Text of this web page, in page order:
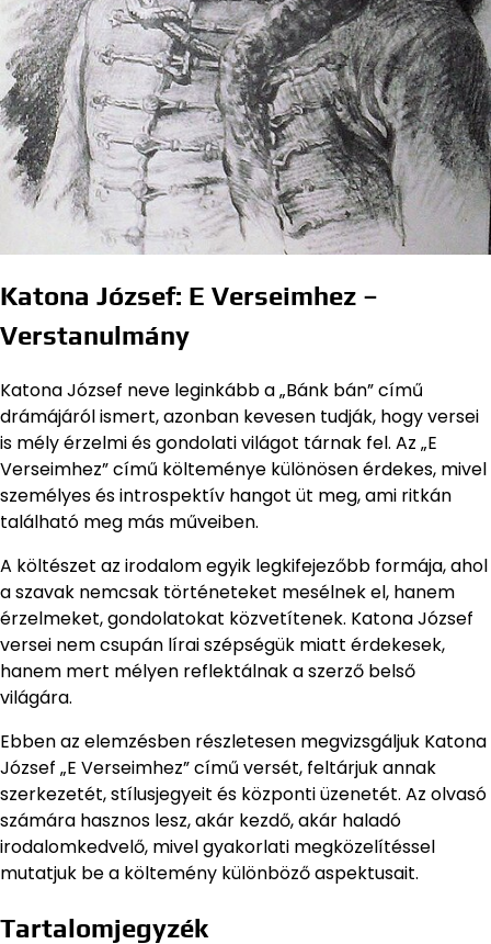
Katona József: E Verseimhez –
Verstanulmány
Katona József neve leginkább a „Bánk bán” című
drámájáról ismert, azonban kevesen tudják, hogy versei
is mély érzelmi és gondolati világot tárnak fel. Az „E
Verseimhez” című költeménye különösen érdekes, mivel
személyes és introspektív hangot üt meg, ami ritkán
található meg más műveiben.
A költészet az irodalom egyik legkifejezőbb formája, ahol
a szavak nemcsak történeteket mesélnek el, hanem
érzelmeket, gondolatokat közvetítenek. Katona József
versei nem csupán lírai szépségük miatt érdekesek,
hanem mert mélyen reflektálnak a szerző belső
világára.
Ebben az elemzésben részletesen megvizsgáljuk Katona
József „E Verseimhez” című versét, feltárjuk annak
szerkezetét, stílusjegyeit és központi üzenetét. Az olvasó
számára hasznos lesz, akár kezdő, akár haladó
irodalomkedvelő, mivel gyakorlati megközelítéssel
mutatjuk be a költemény különböző aspektusait.
Tartalomjegyzék